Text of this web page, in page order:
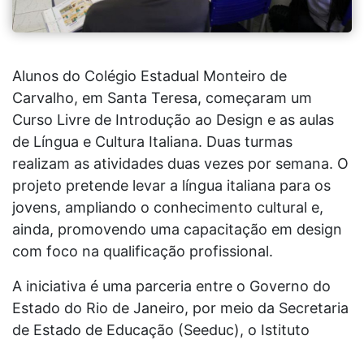
Alunos do Colégio Estadual Monteiro de
Carvalho, em Santa Teresa, começaram um
Curso Livre de Introdução ao Design e as aulas
de Língua e Cultura Italiana. Duas turmas
realizam as atividades duas vezes por semana. O
projeto pretende levar a língua italiana para os
jovens, ampliando o conhecimento cultural e,
ainda, promovendo uma capacitação em design
com foco na qualificação profissional.
A iniciativa é uma parceria entre o Governo do
Estado do Rio de Janeiro, por meio da Secretaria
de Estado de Educação (Seeduc), o Istituto